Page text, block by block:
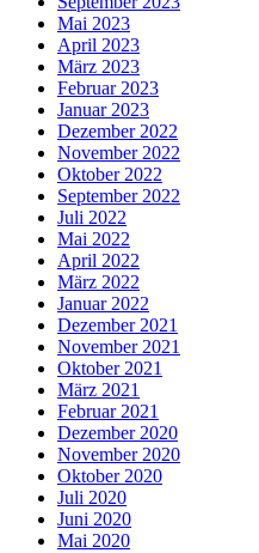
Mai 2023
April 2023
März 2023
Februar 2023
Januar 2023
Dezember 2022
November 2022
Oktober 2022
September 2022
Juli 2022
Mai 2022
April 2022
März 2022
Januar 2022
Dezember 2021
November 2021
Oktober 2021
März 2021
Februar 2021
Dezember 2020
November 2020
Oktober 2020
Juli 2020
Juni 2020
Mai 2020